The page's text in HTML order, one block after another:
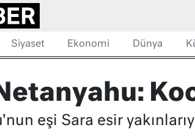
Siyaset Ekonomi Dünya
eşi Sara esir